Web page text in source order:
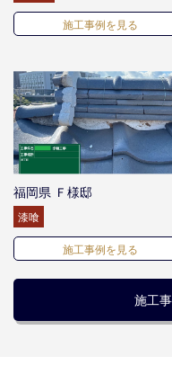
施工事例を見る
福岡県 Ｆ様邸
漆喰
施工事例を見る
施工